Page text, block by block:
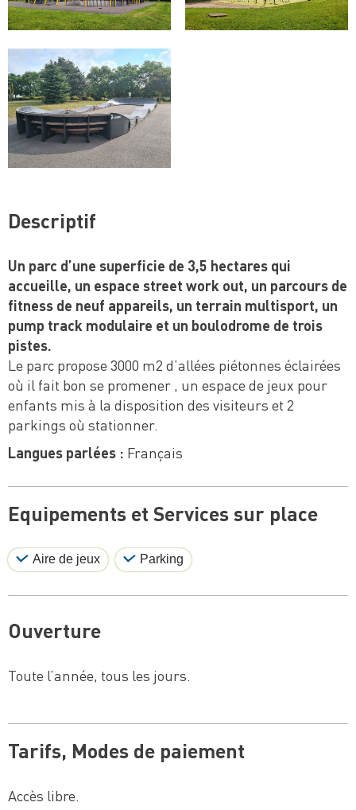
Descriptif
Un parc d’une superficie de 3,5 hectares qui
accueille, un espace street work out, un parcours de
fitness de neuf appareils, un terrain multisport, un
pump track modulaire et un boulodrome de trois
pistes.
Le parc propose 3000 m2 d’allées piétonnes éclairées
où il fait bon se promener , un espace de jeux pour
enfants mis à la disposition des visiteurs et 2
parkings où stationner.
Langues parlées : Français
Equipements et Services sur place
Aire de jeux Parking
Ouverture
Toute l’année, tous les jours.
Tarifs, Modes de paiement
Accès libre.